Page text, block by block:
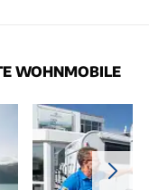
WOHNMOBILE